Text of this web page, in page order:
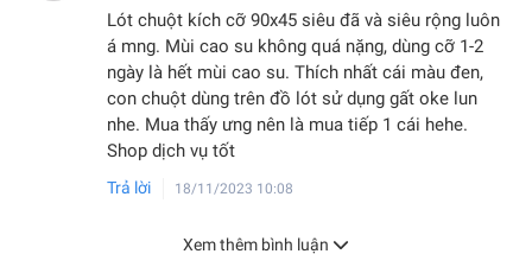
Lót chuột kích cỡ 90x45 siêu đã và siêu rộng luôn
á mng. Mùi cao su không quá nặng, dùng cỡ 1-2
ngày là hết mùi cao su. Thích nhất cái màu đen,
con chuột dùng trên đồ lót sử dụng gất oke lun
nhe. Mua thấy ưng nên là mua tiếp 1 cái hehe.
Shop dịch vụ tốt
Trả lời 18/11/2023 10:08
Xem thêm bình luận